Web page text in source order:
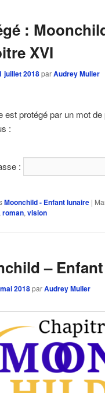
:
XVI
juillet 2018parAudrey Muller
est protégé par un mot
:
:
Moonchild - Enfant lunaire |
roman, vision
–
2018parAudrey Muller